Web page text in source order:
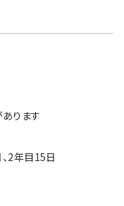
ります
2年目15日